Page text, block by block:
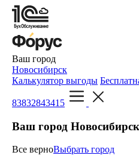
Ваш город
Новосибирск
Калькулятор выгоды
83832843415
Ваш город
Все верноВыбрать город